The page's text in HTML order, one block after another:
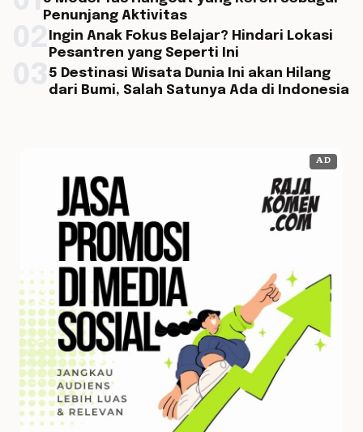
Penunjang Aktivitas
Ingin Anak Fokus Belajar? Hindari Lokasi
Pesantren yang Seperti Ini
5 Destinasi Wisata Dunia Ini akan Hilang
dari Bumi, Salah Satunya Ada di Indonesia
AD